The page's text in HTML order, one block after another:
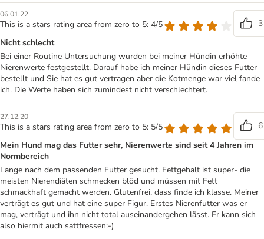
06.01.22
This is a stars rating area from zero to 5: 4/5
3
Nicht schlecht
Bei einer Routine Untersuchung wurden bei meiner Hündin erhöhte
Nierenwerte festgestellt. Darauf habe ich meiner Hündin dieses Futter
bestellt und Sie hat es gut vertragen aber die Kotmenge war viel fande
ich. Die Werte haben sich zumindest nicht verschlechtert.
27.12.20
This is a stars rating area from zero to 5: 5/5
6
Mein Hund mag das Futter sehr, Nierenwerte sind seit 4 Jahren im
Normbereich
Lange nach dem passenden Futter gesucht. Fettgehalt ist super- die
meisten Nierendiäten schmecken blöd und müssen mit Fett
schmackhaft gemacht werden. Glutenfrei, dass finde ich klasse. Meiner
verträgt es gut und hat eine super Figur. Erstes Nierenfutter was er
mag, verträgt und ihn nicht total auseinandergehen lässt. Er kann sich
also hiermit auch sattfressen:-)